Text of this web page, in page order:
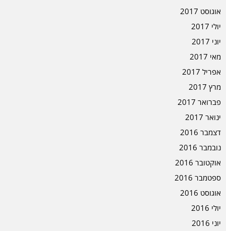
אוגוסט 2017
יולי 2017
יוני 2017
מאי 2017
אפריל 2017
מרץ 2017
פברואר 2017
ינואר 2017
דצמבר 2016
נובמבר 2016
אוקטובר 2016
ספטמבר 2016
אוגוסט 2016
יולי 2016
יוני 2016